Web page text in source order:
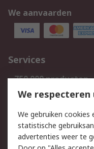
We aanvaarden
Services
750.000 producten
Bestellen
Track & Trace
We respecteren
We gebruiken
statistische
advertenties weer te